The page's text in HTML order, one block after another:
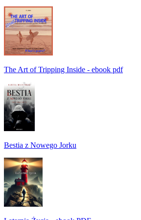
The Art of Tripping Inside - ebook pdf
Bestia z Nowego Jorku